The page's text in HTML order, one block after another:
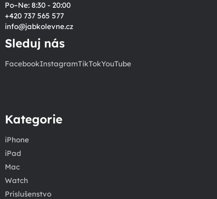
Po–Ne: 8:30 - 20:00
+420 737 565 577
info@jabkolevne.cz
Sleduj nás
FacebookInstagramTikTokYouTube
Kategorie
iPhone
iPad
Mac
Watch
Príslušenstvo